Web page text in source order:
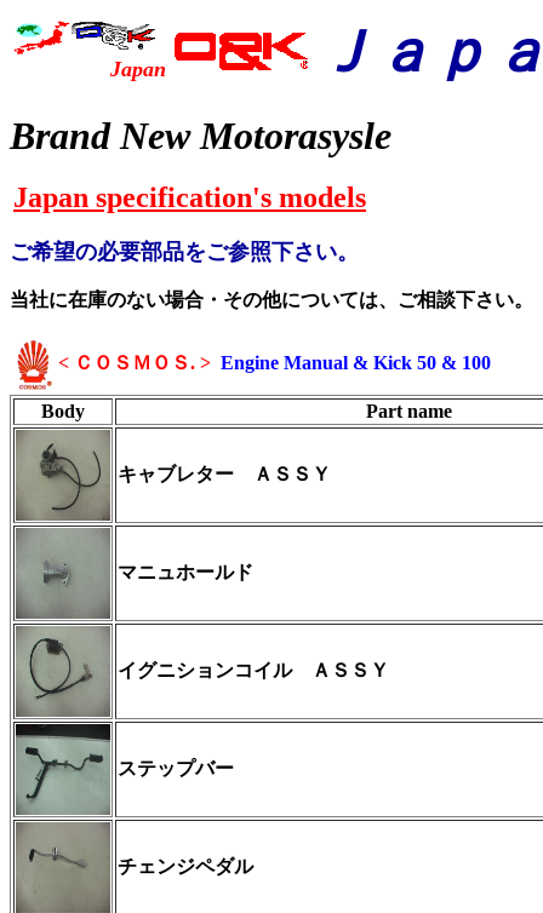
Japan Ｊａｐ
Brand New Motorasysle
Japan specification's models
ご希望の必要部品をご参照下さい。
当社に在庫のない場合・その他については、ご相談下さい。
< ＣＯＳＭＯＳ. > Engine Manual & Kick 50 & 100
Body Part name
キャブレター Ａ
マニュホールド
イグニションコイル ＡＳＳＹ
ステップバー
チェンジペダル